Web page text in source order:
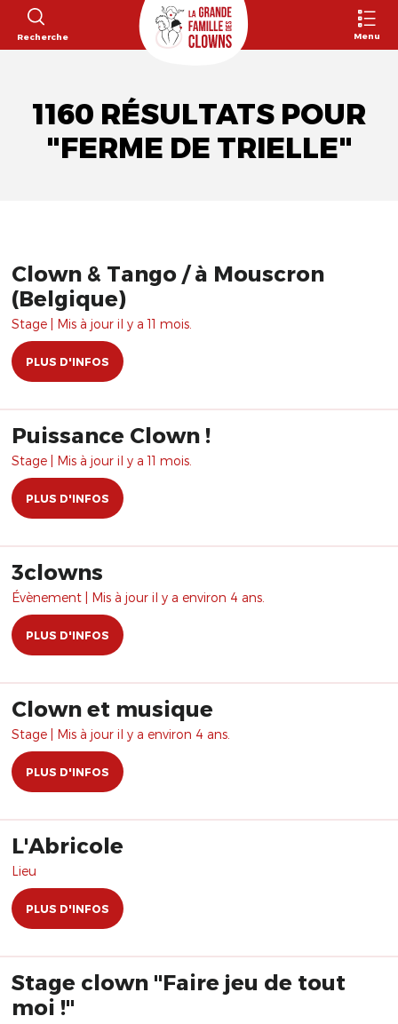
Recherche Menu
1160 RÉSULTATS POUR
"FERME DE TRIELLE"
Clown & Tango / à Mouscron
(Belgique)
Stage | Mis à jour il y a 11 mois.
PLUS D'INFOS
Puissance Clown !
Stage | Mis à jour il y a 11 mois.
PLUS D'INFOS
3clowns
Évènement | Mis à jour il y a environ 4 ans.
PLUS D'INFOS
Clown et musique
Stage | Mis à jour il y a environ 4 ans.
PLUS D'INFOS
L'Abricole
Lieu
PLUS D'INFOS
Stage clown "Faire jeu de tout
moi !"